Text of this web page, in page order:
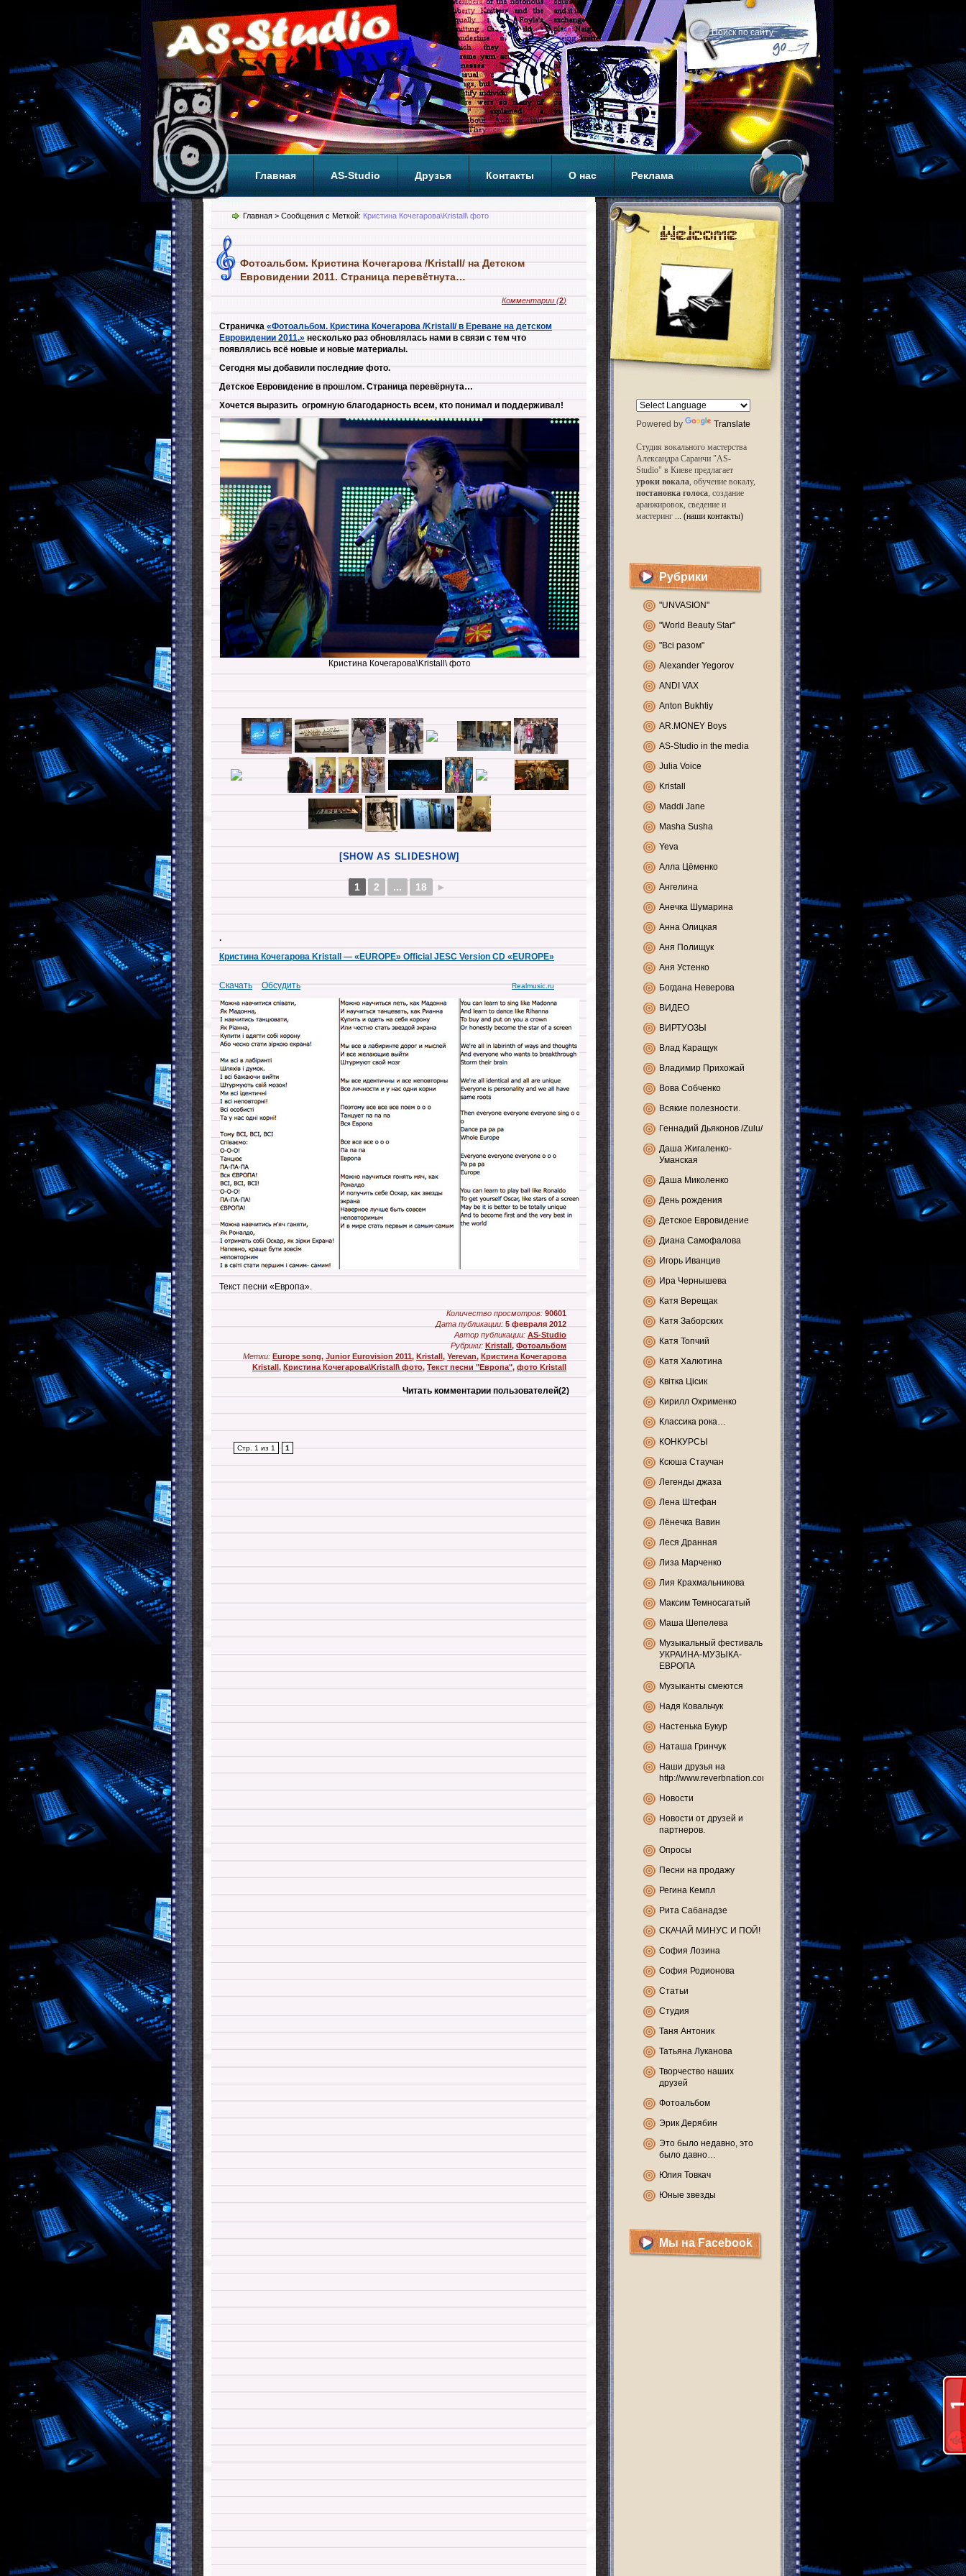
Главная AS-Studio Друзья Контакты О нас Реклама
Теги ТОП
Powered by Translate
Студия вокального мастерства
Александра Саранчи "AS-
Studio" в Киеве предлагает
уроки вокала, обучение вокалу,
постановка голоса, создание
аранжировок, сведение и
мастеринг ... (наши контакты)
Рубрики
"UNVASION"
"World Beauty Star"
"Всі разом"
Alexander Yegorov
ANDI VAX
Anton Bukhtiy
AR.MONEY Boys
AS-Studio in the media
Julia Voice
Kristall
Maddi Jane
Masha Susha
Yeva
Алла Цёменко
Ангелина
Анечка Шумарина
Анна Олицкая
Аня Полищук
Аня Устенко
Богдана Неверова
ВИДЕО
ВИРТУОЗЫ
Влад Каращук
Владимир Прихожай
Вова Собченко
Всякие полезности.
Геннадий Дьяконов /Zulu/
Даша Жигаленко-
Уманская
Даша Миколенко
День рождения
Детское Евровидение
Диана Самофалова
Игорь Иванцив
Ира Чернышева
Катя Верещак
Катя Заборских
Катя Топчий
Катя Халютина
Квітка Цісик
Кирилл Охрименко
Классика рока…
КОНКУРСЫ
Ксюша Стаучан
Легенды джаза
Лена Штефан
Лёнечка Вавин
Леся Дранная
Лиза Марченко
Лия Крахмальникова
Максим Темносагатый
Маша Шепелева
Музыкальный фестиваль
УКРАИНА-МУЗЫКА-
ЕВРОПА
Музыканты смеются
Надя Ковальчук
Настенька Букур
Наташа Гринчук
Наши друзья на
http://www.reverbnation.com
Новости
Новости от друзей и
партнеров.
Опросы
Песни на продажу
Регина Кемпл
Рита Сабанадзе
СКАЧАЙ МИНУС И ПОЙ!
София Лозина
София Родионова
Статьи
Студия
Таня Антоник
Татьяна Луканова
Творчество наших
друзей
Фотоальбом
Эрик Дерябин
Это было недавно, это
было давно…
Юлия Товкач
Юные звезды
Мы на Facebook
Главная > Сообщения с Меткой: Кристина Кочегарова\Kristall\ фото
Фотоальбом. Кристина Кочегарова /Kristall/ на Детском
Евровидении 2011. Страница перевётнута…
Комментарии (2)
Страничка «Фотоальбом. Кристина Кочегарова /Kristall/ в Ереване на детском
Евровидении 2011.» несколько раз обновлялась нами в связи с тем что
появлялись всё новые и новые материалы.
Сегодня мы добавили последние фото.
Детское Евровидение в прошлом. Страница перевёрнута…
Хочется выразить огромную благодарность всем, кто понимал и поддерживал!
Кристина Кочегарова\Kristall\ фото
[SHOW AS SLIDESHOW]
1 2 ... 18 ►
.
Кристина Кочегарова Kristall — «EUROPE» Official JESC Version CD «EUROPE»
Скачать Обсудить Realmusic.ru
Текст песни «Европа».
Количество просмотров: 90601
Дата публикации: 5 февраля 2012
Автор публикации: AS-Studio
Рубрики: Kristall,Фотоальбом
Метки: Europe song, Junior Eurovision 2011, Kristall, Yerevan, Кристина Кочегарова
Kristall, Кристина Кочегарова\Kristall\ фото, Текст песни "Европа", фото Kristall
Читать комментарии пользователей(2)
Стр. 1 из 1 1